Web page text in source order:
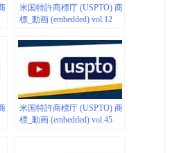
米国特許商標庁 (USPTO) 商
標_動画 (embedded) vol.12
米国特許商標庁 (USPTO) 商
標_動画 (embedded) vol.45